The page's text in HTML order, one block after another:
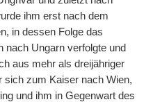
ihm erst nach dem
in dessen Folge das
nach Ungarn verfolgte und
aus mehr als dreijähriger
sich zum Kaiser nach Wien,
und ihm in Gegenwart des